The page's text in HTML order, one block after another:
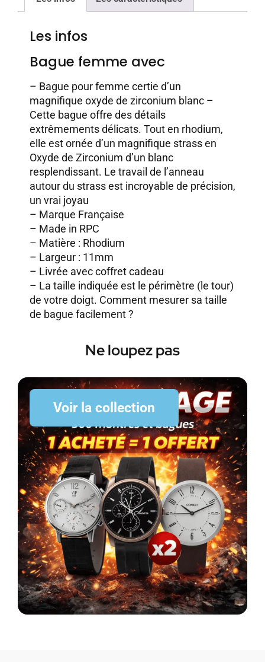
Les infos
Bague femme avec
– Bague pour femme certie d’un
magnifique oxyde de zirconium blanc –
Cette bague offre des détails
extrêmements délicats. Tout en rhodium,
elle est ornée d’un magnifique strass en
Oxyde de Zirconium d’un blanc
resplendissant. Le travail de l’anneau
autour du strass est incroyable de précision,
un vrai joyau
– Marque Française
– Made in RPC
– Matière : Rhodium
– Largeur : 11mm
– Livrée avec coffret cadeau
– La taille indiquée est le périmètre (le tour)
de votre doigt. Comment mesurer sa taille
de bague facilement ?
Ne loupez pas
Voir la collection